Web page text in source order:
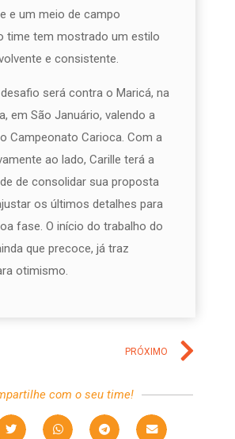
e um meio de campo
time tem mostrado um estilo
e consistente.
será contra o Maricá, na
em São Januário, valendo a
Campeonato Carioca. Com a
ao lado, Carille terá a
de consolidar sua proposta
os últimos detalhes para
fase. O início do trabalho do
que precoce, já traz
otimismo.
PRÓXIMO
com o seu time!